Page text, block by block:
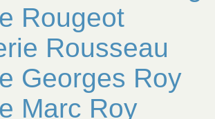
Rougeot
Rousseau
Georges Roy
Marc Roy